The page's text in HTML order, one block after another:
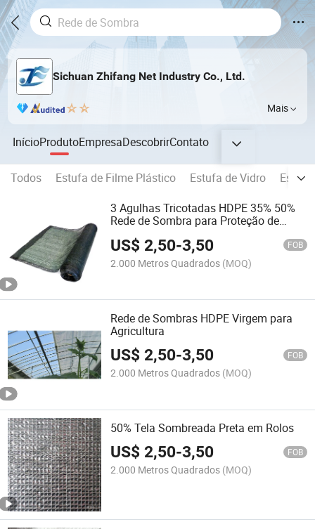
Sichuan Zhifang Net Industry Co., Ltd.
Mais
InícioProdutoEmpresaDescobrirContato
Todos Estufa de Filme Plástico Estufa de Vidro
3 Agulhas Tricotadas HDPE 35% 50%
Rede de Sombra para Proteção de
US$2,50-3,50 FOB
2.000 Metros Quadrados (MOQ)
Rede de Sombras HDPE Virgem para
Agricultura
US$2,50-3,50 FOB
2.000 Metros Quadrados (MOQ)
50% Tela Sombreada Preta em Rolos
US$2,50-3,50 FOB
2.000 Metros Quadrados (MOQ)